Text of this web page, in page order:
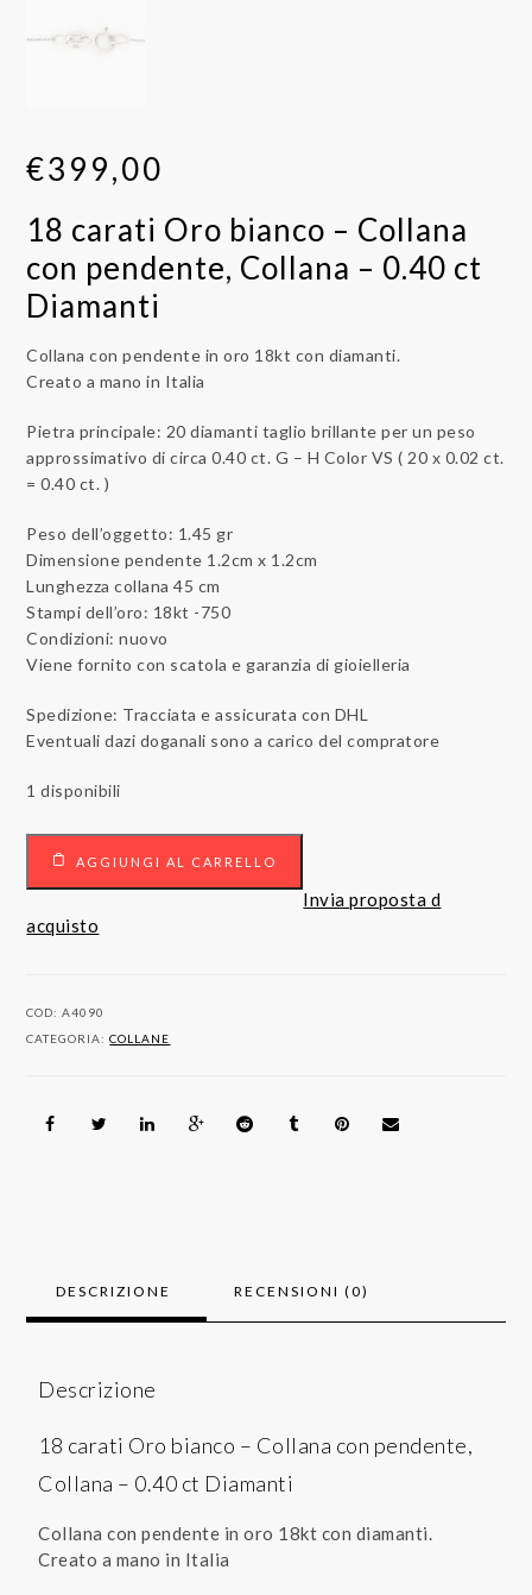
€399,00
18 carati Oro bianco – Collana
con pendente, Collana – 0.40 ct
Diamanti
Collana con pendente in oro 18kt con diamanti.
Creato a mano in Italia
Pietra principale: 20 diamanti taglio brillante per un peso
approssimativo di circa 0.40 ct. G – H Color VS ( 20 x 0.02 ct.
= 0.40 ct. )
Peso dell’oggetto: 1.45 gr
Dimensione pendente 1.2cm x 1.2cm
Lunghezza collana 45 cm
Stampi dell’oro: 18kt -750
Condizioni: nuovo
Viene fornito con scatola e garanzia di gioielleria
Spedizione: Tracciata e assicurata con DHL
Eventuali dazi doganali sono a carico del compratore
1 disponibili
con
18
AGGIUNGI AL CARRELLO
Invia proposta d
acquisto
COD:A4090
CATEGORIA:COLLANE
DESCRIZIONE RECENSIONI (0)
Descrizione
18 carati Oro bianco – Collana con pendente,
Collana – 0.40 ct Diamanti
Collana con pendente in oro 18kt con diamanti.
Creato a mano in Italia